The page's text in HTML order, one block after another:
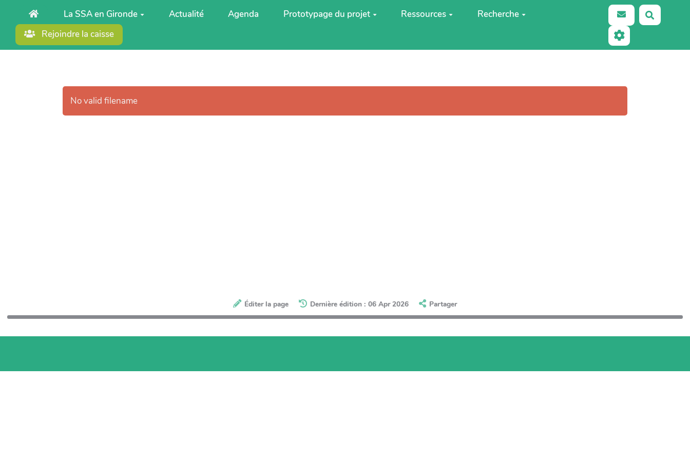
Aller au contenu principal
La SSA en Gironde Actualité Agenda Prototypage du projet Ressources
Recherche
Rejoindre la caisse
No valid filename
Éditer la page Dernière édition : 06 Apr 2026 Partager